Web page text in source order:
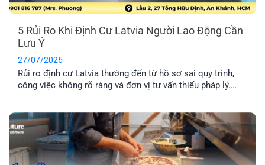
5 Rủi Ro Khi Định Cư Latvia Người Lao Động Cần
Lưu Ý
27/07/2026
Rủi ro định cư Latvia thường đến từ hồ sơ sai quy trình,
công việc không rõ ràng và đơn vị tư vấn thiếu pháp lý.